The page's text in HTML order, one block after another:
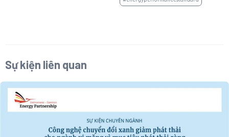
Sự kiện liên quan